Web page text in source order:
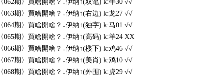
〈062期〉買啥開啥？↓伊纳↑(双笔) k:牛30 √√
〈063期〉買啥開啥？↓伊纳↑(右边) k:龙27 √√
〈064期〉買啥開啥？↓伊纳↑(独字) k:马01 √√
〈065期〉買啥開啥？↓伊纳↑(高码) k:羊24 XX
〈066期〉買啥開啥？↓伊纳↑(楼下) k:鸡46 √√
〈067期〉買啥開啥？↓伊纳↑(美肖) k:鸡10 √√
〈068期〉買啥開啥？↓伊纳↑(外围) k:虎29 √√